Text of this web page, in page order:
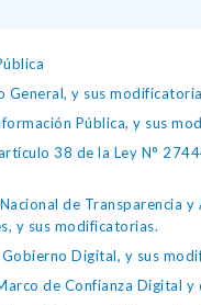
y sus
Pública, y sus
38 de la Ley N°
de Transparencia
y sus modificatorias.
Digital, y sus
de Confianza Digital